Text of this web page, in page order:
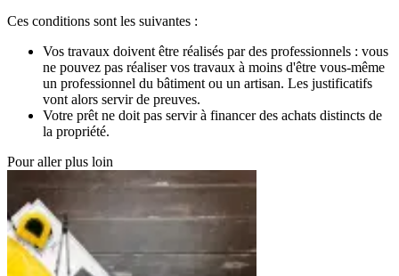
Ces conditions sont les suivantes :
Vos travaux doivent être réalisés par des professionnels : vous
ne pouvez pas réaliser vos travaux à moins d'être vous-même
un professionnel du bâtiment ou un artisan. Les justificatifs
vont alors servir de preuves.
Votre prêt ne doit pas servir à financer des achats distincts de
la propriété.
Pour aller plus loin